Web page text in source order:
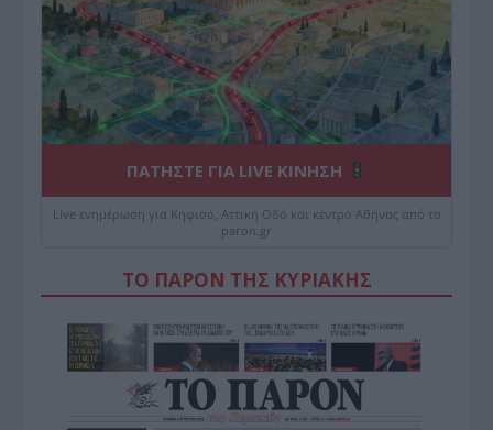
ΠΑΤΗΣΤΕ ΓΙΑ LIVE ΚΙΝΗΣΗ
Live ενημέρωση για Κηφισό, Αττική Οδό και κέντρο Αθήνας από το
paron.gr
ΤΟ ΠΑΡΟΝ ΤΗΣ ΚΥΡΙΑΚΗΣ